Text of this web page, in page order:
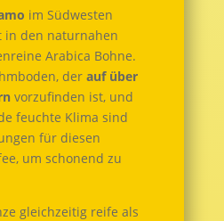
im Südwesten
in den naturnahen
Arabica Bohne.
der auf über
vorzufinden ist, und
feuchte Klima sind
für diesen
um schonend zu
gleichzeitig reife als